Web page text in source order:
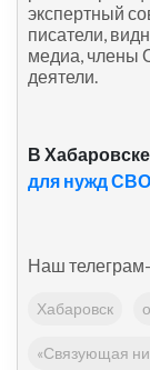
экспертный
писатели,
медиа, члены
деятели.
В
для нужд
Наш
Хабаровск
«Связующая